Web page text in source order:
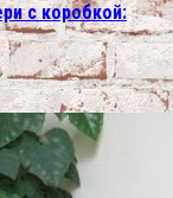
с коробкой: